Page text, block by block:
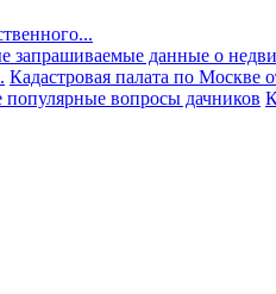
запрашиваемые данные о
Кадастровая палата по Москве
популярные вопросы дачников